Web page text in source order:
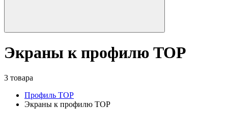
Экраны к профилю TOP
3 товара
Профиль TOP
Экраны к профилю TOP